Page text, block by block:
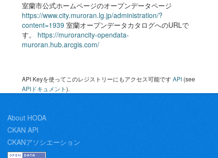
室蘭市公式ホームページのオープンデータページ
https://www.city.muroran.lg.jp/administration/?
content=1939 室蘭オープンデータカタログへのURLで
す。 https://murorancity-opendata-
muroran.hub.arcgis.com/
API Keyを使ってこのレジストリーにもアクセス可能ですAPI (see
APIドキュメント).
About HODA
CKAN API
CKANアソシエーション